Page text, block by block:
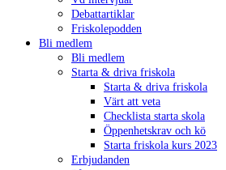
Debattartiklar
Friskolepodden
Bli medlem
Bli medlem
Starta & driva friskola
Starta & driva friskola
Värt att veta
Checklista starta skola
Öppenhetskrav och kö
Starta friskola kurs 2023
Erbjudanden